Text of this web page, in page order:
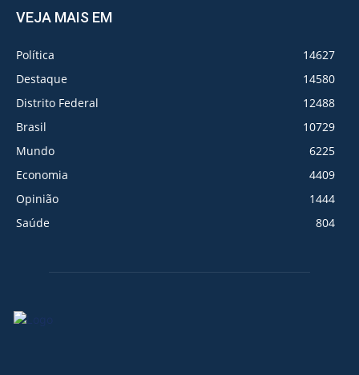
VEJA MAIS EM
Política
14627
Destaque
14580
Distrito Federal
12488
Brasil
10729
Mundo
6225
Economia
4409
Opinião
1444
Saúde
804